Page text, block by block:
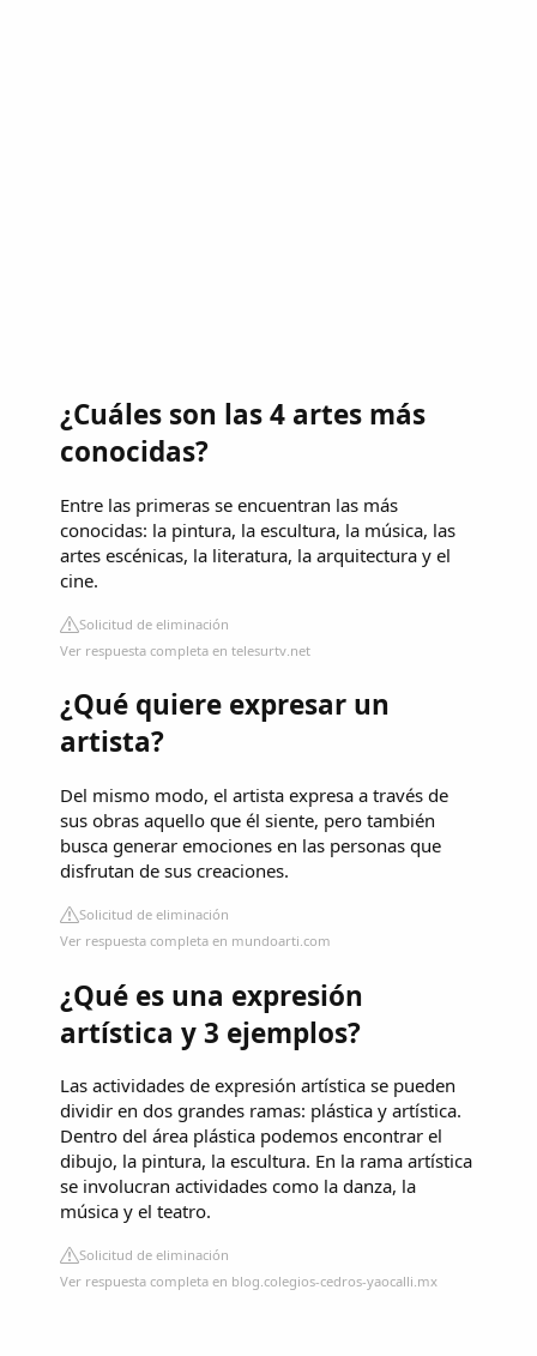
¿Cuáles son las 4 artes más
conocidas?
Entre las primeras se encuentran las más
conocidas: la pintura, la escultura, la música, las
artes escénicas, la literatura, la arquitectura y el
cine.
Solicitud de eliminación
Ver respuesta completa en telesurtv.net
¿Qué quiere expresar un
artista?
Del mismo modo, el artista expresa a través de
sus obras aquello que él siente, pero también
busca generar emociones en las personas que
disfrutan de sus creaciones.
Solicitud de eliminación
Ver respuesta completa en mundoarti.com
¿Qué es una expresión
artística y 3 ejemplos?
Las actividades de expresión artística se pueden
dividir en dos grandes ramas: plástica y artística.
Dentro del área plástica podemos encontrar el
dibujo, la pintura, la escultura. En la rama artística
se involucran actividades como la danza, la
música y el teatro.
Solicitud de eliminación
Ver respuesta completa en blog.colegios-cedros-yaocalli.mx